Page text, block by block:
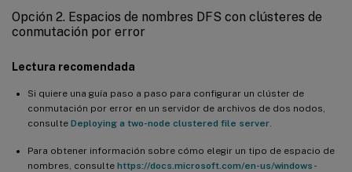
Opción 2. Espacios de nombres DFS con clústeres de
conmutación por error
Lectura recomendada
Si quiere una guía paso a paso para configurar un clúster de
conmutación por error en un servidor de archivos de dos nodos,
consulte Deploying a two-node clustered file server.
Para obtener información sobre cómo elegir un tipo de espacio de
nombres, consulte https://docs.microsoft.com/en-us/windows-